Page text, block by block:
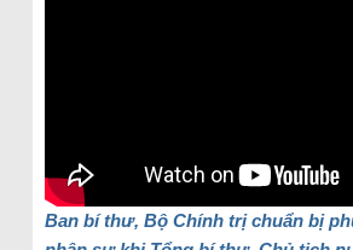
Ban bí thư, Bộ Chính trị chuẩn bị